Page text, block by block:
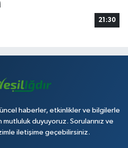
21:30
haberler, etkinlikler ve bilgilerle
duyuyoruz. Sorularınız ve
iletişime geçebilirsiniz.